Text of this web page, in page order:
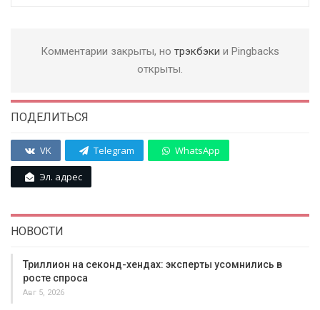
Комментарии закрыты, но трэкбэки и Pingbacks
открыты.
ПОДЕЛИТЬСЯ
VK Telegram WhatsApp
Эл. адрес
НОВОСТИ
Триллион на секонд-хендах: эксперты усомнились в
росте спроса
Авг 5, 2026